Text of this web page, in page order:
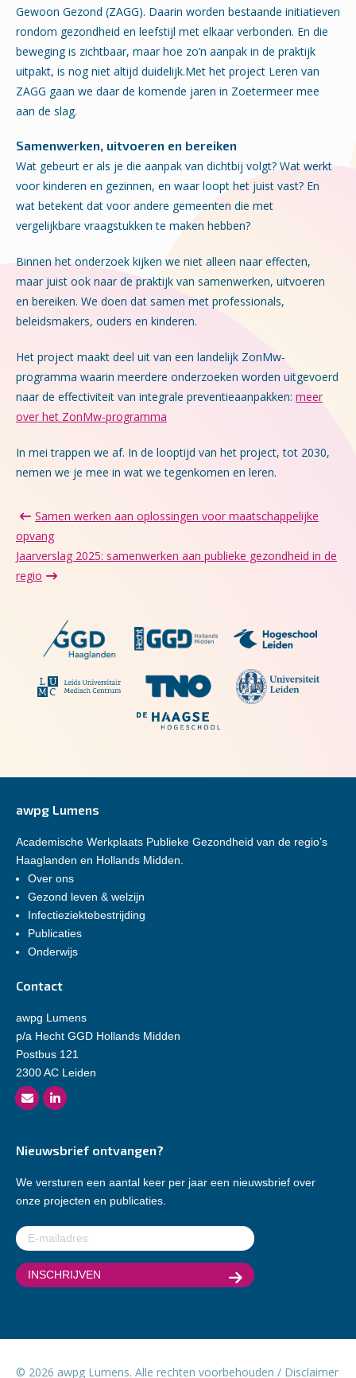
Gewoon Gezond (ZAGG). Daarin worden bestaande initiatieven
rondom gezondheid en leefstijl met elkaar verbonden. En die
beweging is zichtbaar, maar hoe zo’n aanpak in de praktijk
uitpakt, is nog niet altijd duidelijk.Met het project Leren van
ZAGG gaan we daar de komende jaren in Zoetermeer mee
aan de slag.
Samenwerken, uitvoeren en bereiken
Wat gebeurt er als je die aanpak van dichtbij volgt? Wat werkt
voor kinderen en gezinnen, en waar loopt het juist vast? En
wat betekent dat voor andere gemeenten die met
vergelijkbare vraagstukken te maken hebben?
Binnen het onderzoek kijken we niet alleen naar effecten,
maar juist ook naar de praktijk van samenwerken, uitvoeren
en bereiken. We doen dat samen met professionals,
beleidsmakers, ouders en kinderen.
Het project maakt deel uit van een landelijk ZonMw-
programma waarin meerdere onderzoeken worden uitgevoerd
naar de effectiviteit van integrale preventieaanpakken: meer
over het ZonMw-programma
In mei trappen we af. In de looptijd van het project, tot 2030,
nemen we je mee in wat we tegenkomen en leren.
Samen werken aan oplossingen voor maatschappelijke
opvang
Jaarverslag 2025: samenwerken aan publieke gezondheid in de
regio
awpg Lumens
Academische Werkplaats Publieke Gezondheid van de regio’s
Haaglanden en Hollands Midden.
Over ons
Gezond leven & welzijn
Infectieziektebestrijding
Publicaties
Onderwijs
Contact
awpg Lumens
p/a Hecht GGD Hollands Midden
Postbus 121
2300 AC Leiden
Nieuwsbrief ontvangen?
We versturen een aantal keer per jaar een nieuwsbrief over
onze projecten en publicaties.
E-
mailadres(Vereist)
© 2026 awpg Lumens. Alle rechten voorbehouden / Disclaimer